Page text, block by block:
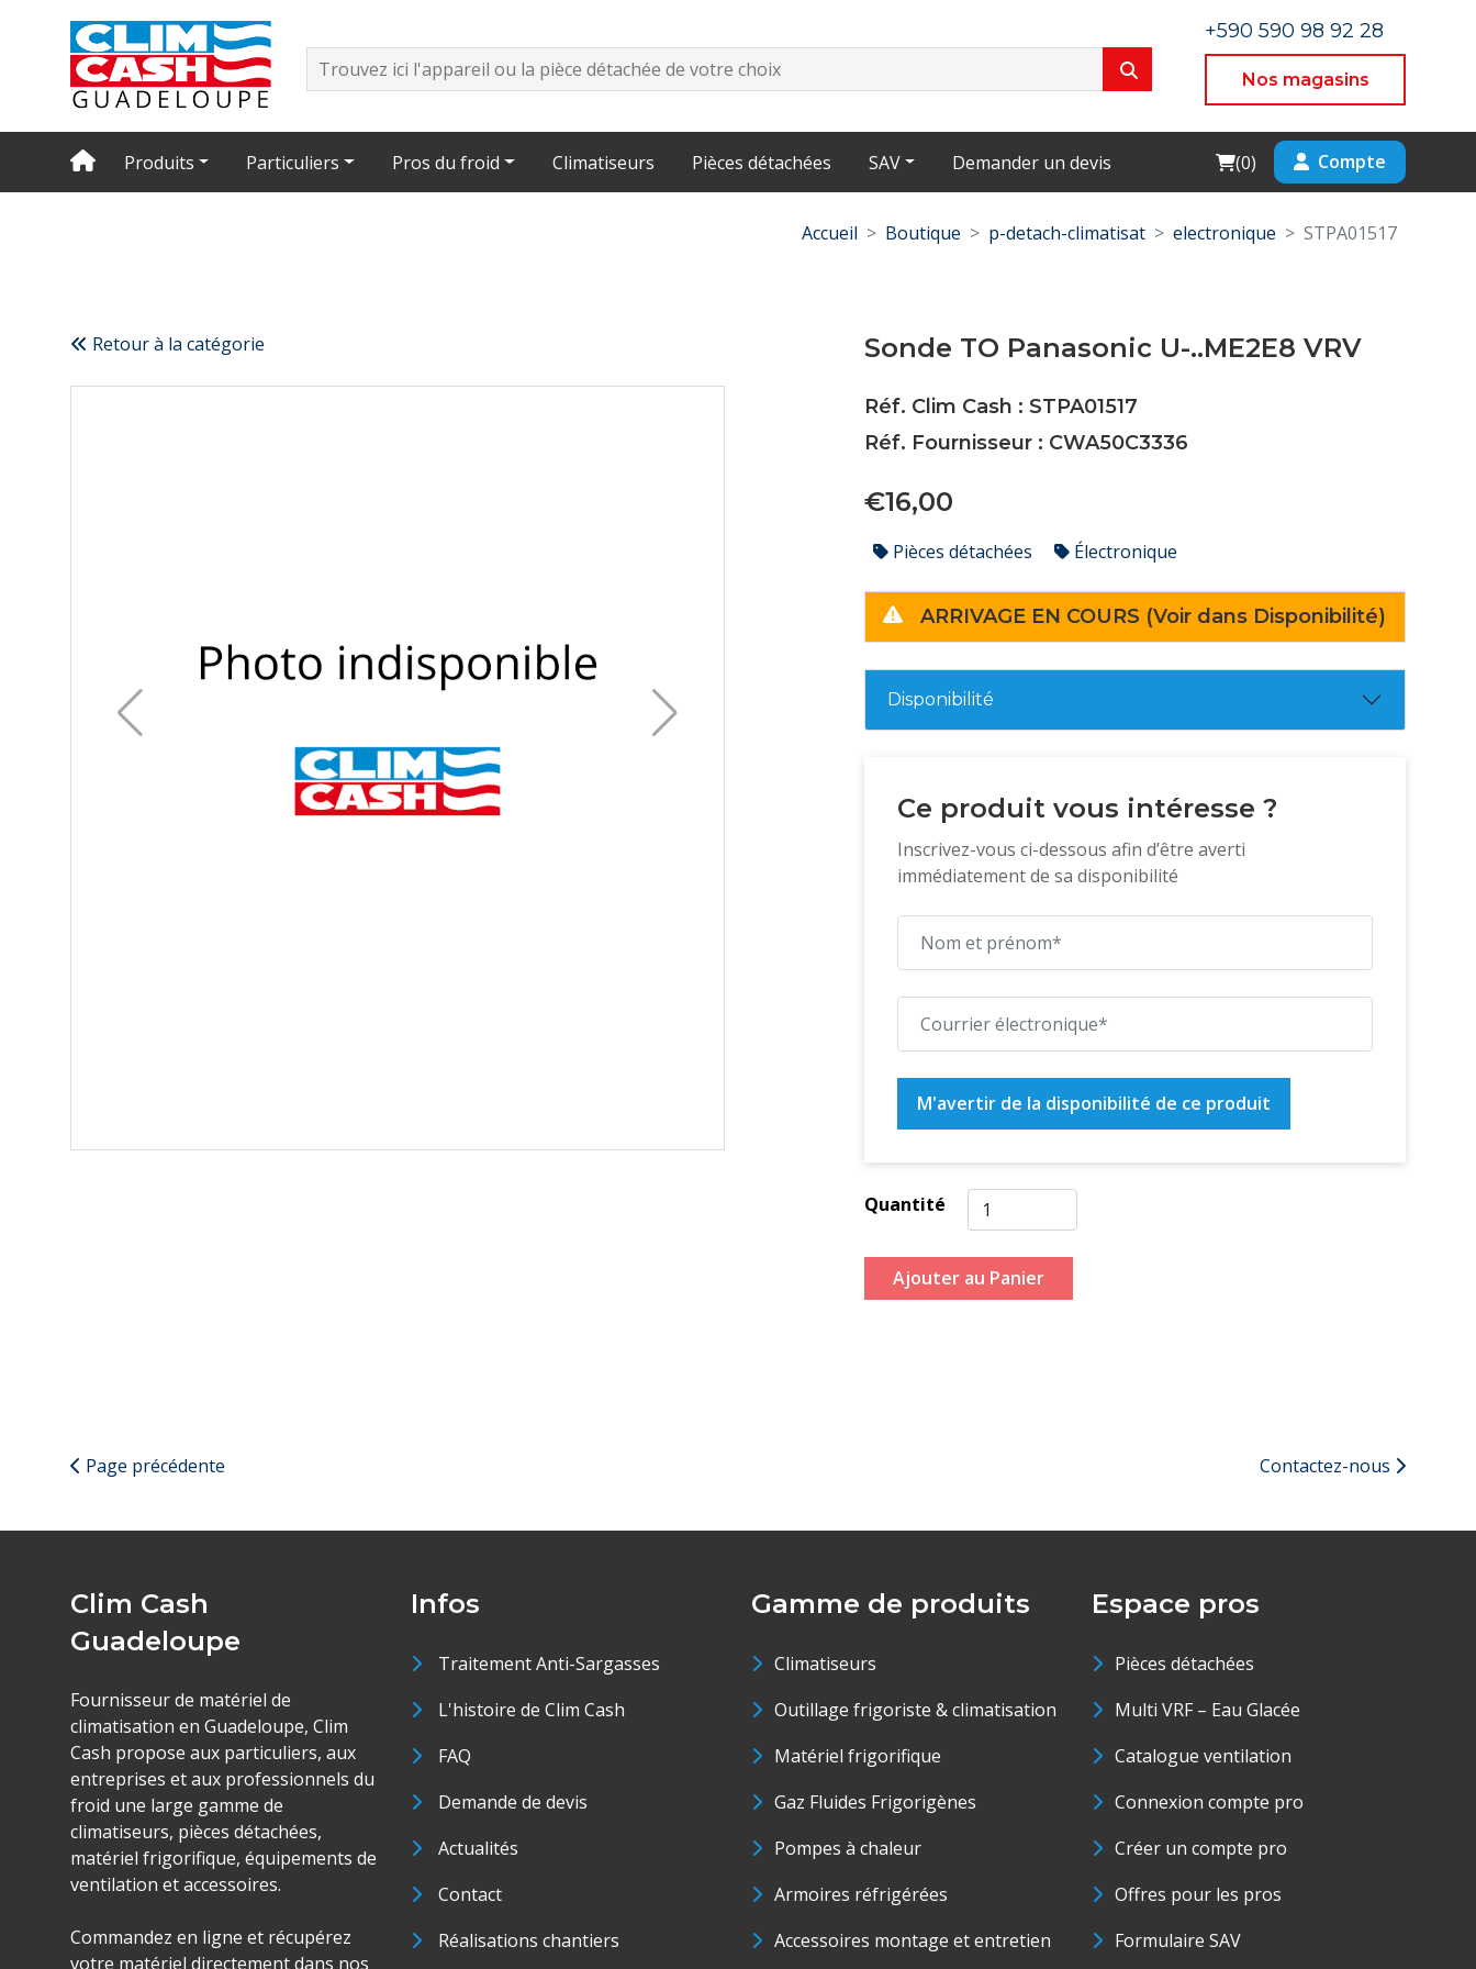
+590 590 98 92 28
Nos magasins
Produits Particuliers Pros du froid Climatiseurs Pièces détachées SAV Demander un devis Cart
(0) Compte
Accueil Boutique p-detach-climatisat electronique STPA01517
Retour à la catégorie Sonde TO Panasonic U-..ME2E8 VRV
Réf. Clim Cash : STPA01517
Réf. Fournisseur : CWA50C3336
€16,00
Pièces détachées Électronique
ARRIVAGE EN COURS (Voir dans Disponibilité)
Disponibilité
Ce produit vous intéresse ?
Inscrivez-vous ci-dessous afin d’être averti
immédiatement de sa disponibilité
M'avertir de la disponibilité de ce produit
Quantité
Ajouter au Panier
Page précédente Contactez-nous
Clim Cash
Guadeloupe
Fournisseur de matériel de
climatisation en Guadeloupe, Clim
Cash propose aux particuliers, aux
entreprises et aux professionnels du
froid une large gamme de
climatiseurs, pièces détachées,
matériel frigorifique, équipements de
ventilation et accessoires.
Commandez en ligne et récupérez
votre matériel directement dans nos
Infos
Traitement Anti-Sargasses
L'histoire de Clim Cash
FAQ
Demande de devis
Actualités
Contact
Réalisations chantiers
Gamme de produits
Climatiseurs
Outillage frigoriste & climatisation
Matériel frigorifique
Gaz Fluides Frigorigènes
Pompes à chaleur
Armoires réfrigérées
Accessoires montage et entretien
Espace pros
Pièces détachées
Multi VRF – Eau Glacée
Catalogue ventilation
Connexion compte pro
Créer un compte pro
Offres pour les pros
Formulaire SAV